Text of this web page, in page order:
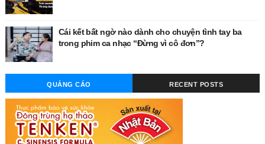
Cái kết bất ngờ nào dành cho chuyện tình tay ba
trong phim ca nhạc “Đừng vì cô đơn”?
QUẢNG CÁO RECENT POSTS